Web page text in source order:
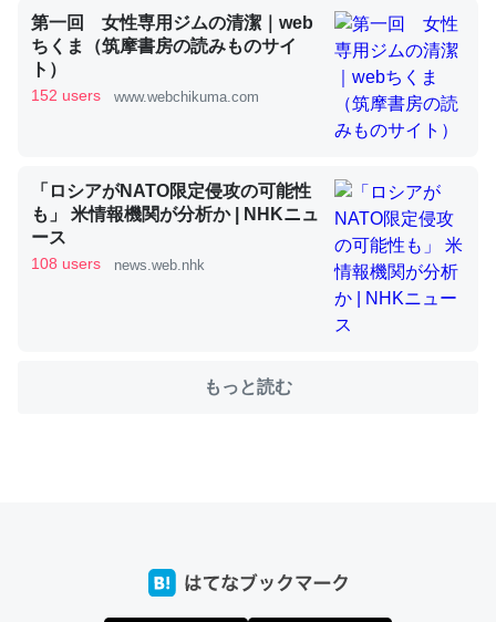
ずキチンを強化してる筈だが、酵素が違うのか？
─ニュース :: 【研究発表】昆虫学の大問題＝「昆虫はなぜ海にいな
いのか」に関する新仮説
これを元に考えるとカルシウムを大量に使う脊椎動物と貝
類は苦労してるんだな…。腹足類だと殻を無くしてナメク
ジになったり努力してるし。
コミュニケーションが劇的に変化した｜tayorini by LIFULL介護
第一回 女性専用ジムの清潔｜web
ちくま（筑摩書房の読みものサイ
ト）
152 users www.webchikuma.com
「ロシアがNATO限定侵攻の可能性
も」 米情報機関が分析か | NHKニュ
ース
108 users news.web.nhk
もっと読む